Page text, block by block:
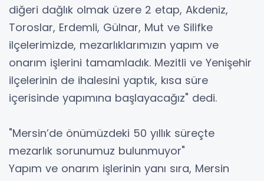
diğeri dağlık olmak üzere 2 etap, Akdeniz,
Toroslar, Erdemli, Gülnar, Mut ve Silifke
ilçelerimizde, mezarlıklarımızın yapım ve
onarım işlerini tamamladık. Mezitli ve Yenişehir
ilçelerinin de ihalesini yaptık, kısa süre
içerisinde yapımına başlayacağız" dedi.
"Mersin’de önümüzdeki 50 yıllık süreçte
mezarlık sorunumuz bulunmuyor"
Yapım ve onarım işlerinin yanı sıra, Mersin